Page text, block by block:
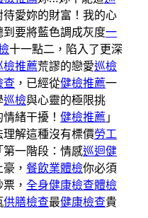
待愛妳的財富！我的心
要將藍色調成灰度一
十一點二，陷入了更深
檢推薦荒謬的戀愛巡檢
查 ，已經從健檢推薦一
巡檢與心靈的極限挑
緒干擾！ 健檢推薦 」
解這種沒有標價勞工
第一階段：情感巡迴健
， 餐飲業體檢你必須
， 全身健康檢查體檢
供膳檢查最健康檢查貴